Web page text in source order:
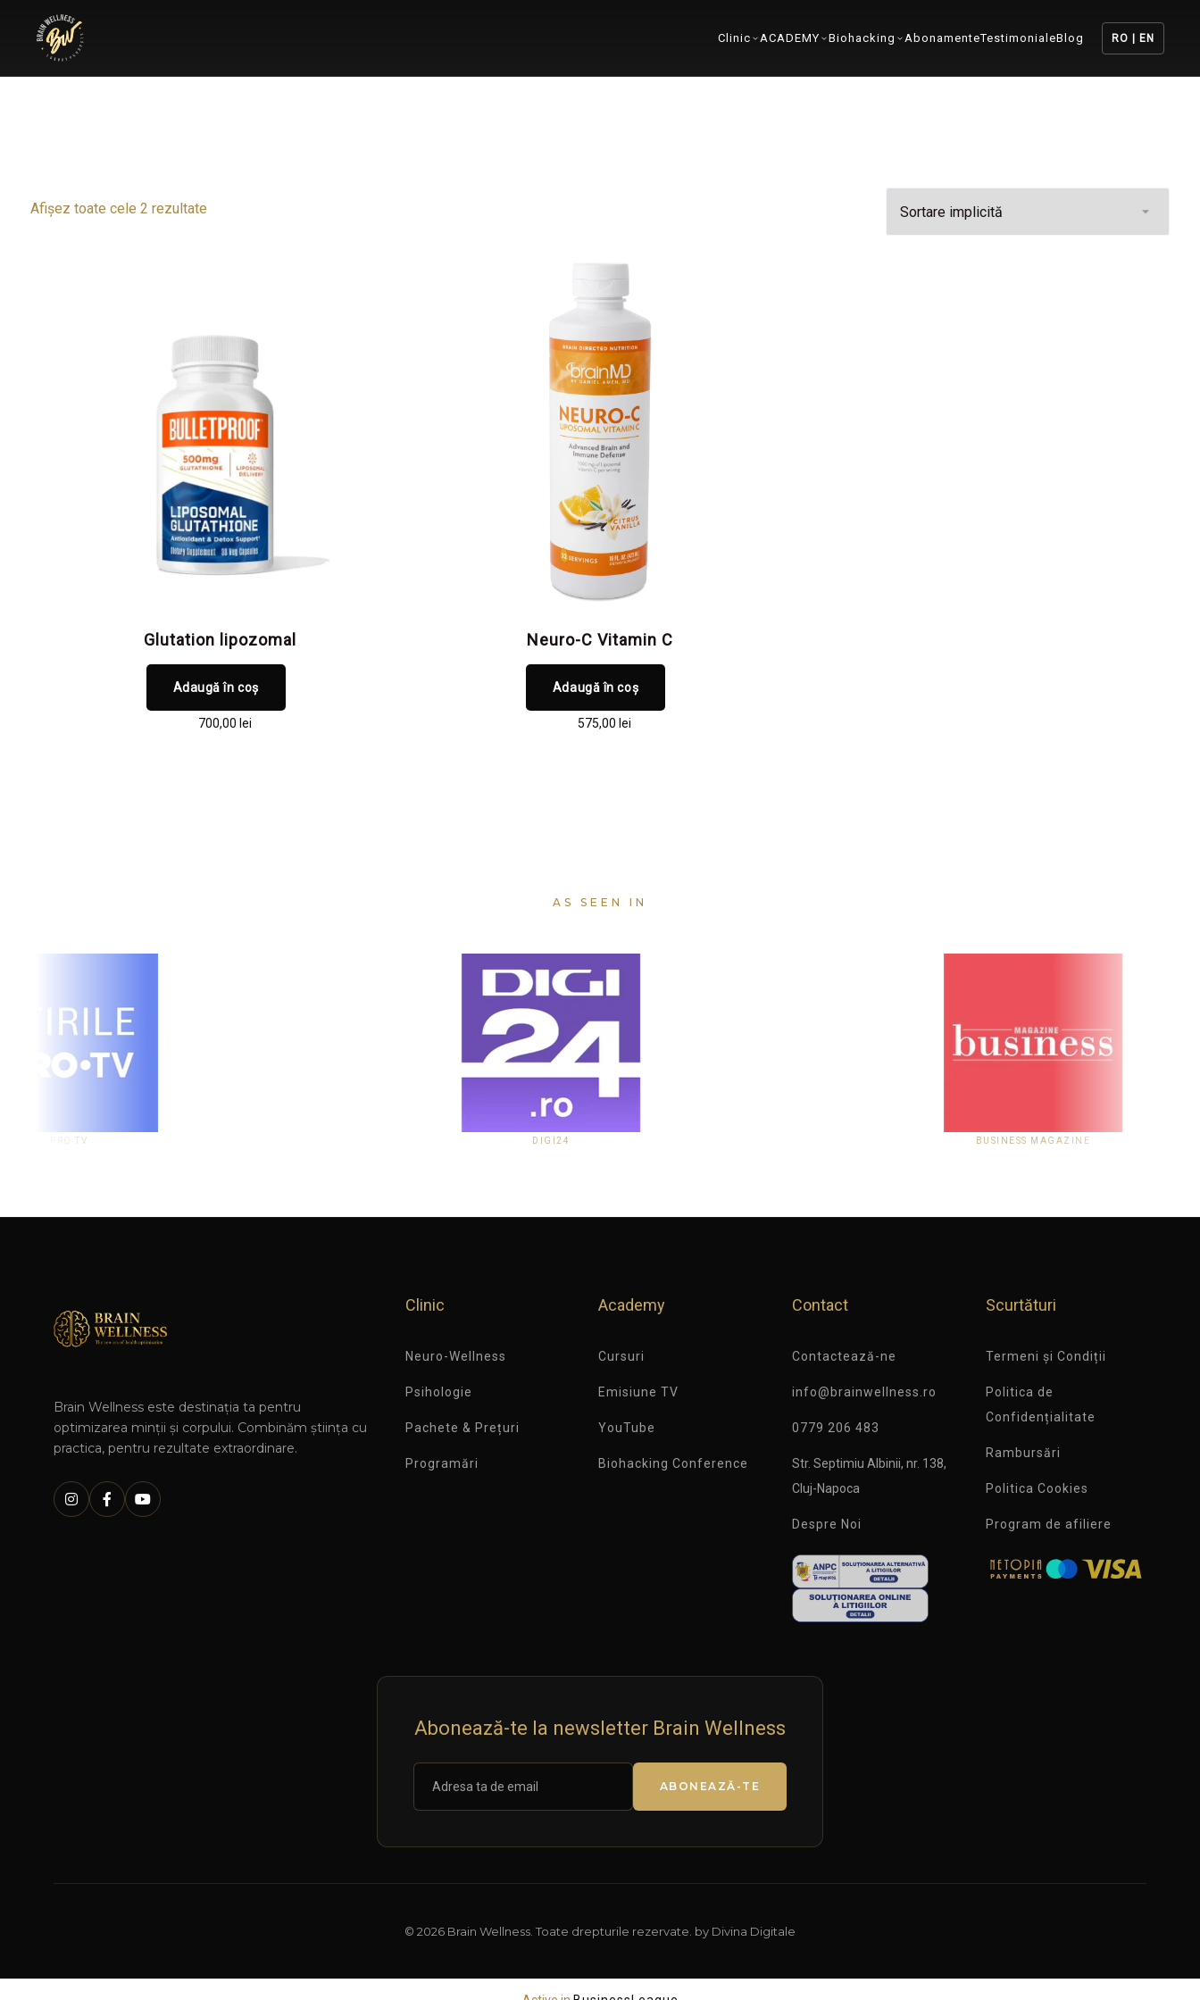
Clinic ACADEMY Biohacking AbonamenteTestimonialeBlog RO | EN
Afișez toate cele 2 rezultate
Glutation lipozomal
Adaugă în coș
700,00 lei
Neuro-C Vitamin C
Adaugă în coș
575,00 lei
AS SEEN IN
BUSINESS MAGAZINE
Brain Wellness este destinația ta pentru
optimizarea minții și corpului. Combinăm știința cu
practica, pentru rezultate extraordinare.
Clinic
Neuro-Wellness
Psihologie
Pachete & Prețuri
Programări
Academy
Cursuri
Emisiune TV
YouTube
Biohacking Conference
Contact
Contactează-ne
info@brainwellness.ro
0779 206 483
Str. Septimiu Albinii, nr. 138,
Cluj-Napoca
Despre Noi
Scurtături
Termeni și Condiții
Politica de
Confidențialitate
Rambursări
Politica Cookies
Program de afiliere
Abonează-te la newsletter Brain Wellness
ABONEAZĂ-TE
© 2026 Brain Wellness. Toate drepturile rezervate. by Divina Digitale